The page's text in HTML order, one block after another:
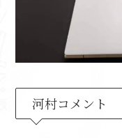
河村コメント